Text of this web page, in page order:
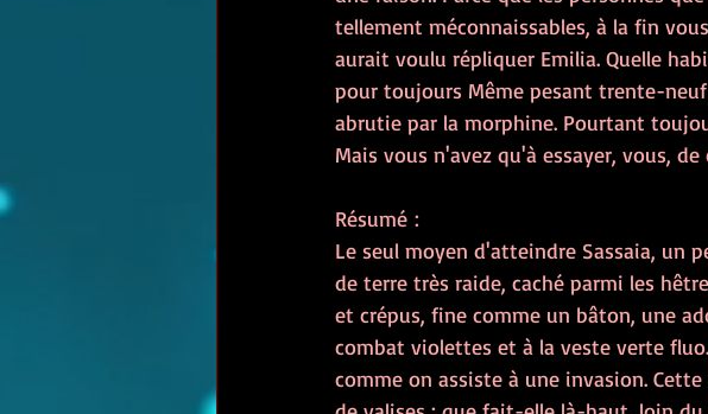
tellement méconnaissables, à la fin
aurait voulu répliquer Emilia. Quelle
pour toujours Même pesant trente-
abrutie par la morphine. Pourtant
Mais vous n'avez qu'à essayer, vous,
Résumé :
Le seul moyen d'atteindre Sassaia, un
de terre très raide, caché parmi les
et crépus, fine comme un bâton, une
combat violettes et à la veste verte
comme on assiste à une invasion.